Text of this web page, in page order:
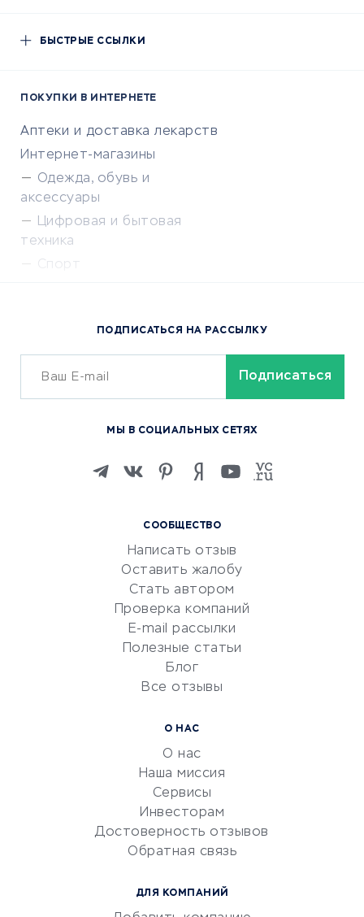
БЫСТРЫЕ ССЫЛКИ
ПОКУПКИ В ИНТЕРНЕТЕ
Аптеки и доставка лекарств
Интернет-магазины
Одежда, обувь и
аксессуары
Цифровая и бытовая
техника
Спорт
Сервисы доставки
ОБУЧЕНИЕ И РАБОТА
Изучение иностранных
Маркетинг и продажи
Репетиторство
Красота и здоровье
Сервисы по поиску работы
Сетевой маркетинг
УСЛУГИ ДЛЯ БИЗНЕСА
документооборот
Юридические компании
СООБЩЕСТВО
Написать отзыв
Оставить жалобу
Стать автором
Проверка компаний
E-mail рассылки
Полезные статьи
Блог
Все отзывы
О НАС
О нас
Наша миссия
Сервисы
Инвесторам
Достоверность отзывов
Обратная связь
ДЛЯ КОМПАНИЙ
ПОДПИСАТЬСЯ НА РАССЫЛКУ
МЫ В СОЦИАЛЬНЫХ СЕТЯХ